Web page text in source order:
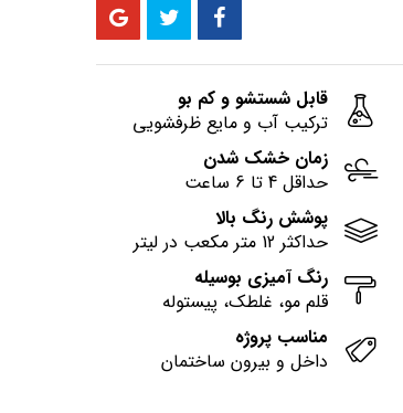
قابل شستشو و کم بو
ترکیب آب و مایع ظرفشویی
زمان خشک شدن
حداقل 4 تا 6 ساعت
پوشش رنگ بالا
حداکثر 12 متر مکعب در لیتر
رنگ آمیزی بوسیله
قلم مو، غلطک، پیستوله
مناسب پروژه
داخل و بیرون ساختمان